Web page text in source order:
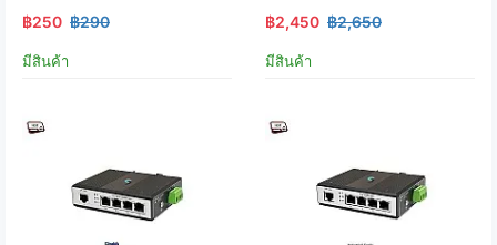
฿250 ฿290
มีสินค้า
฿2,450 ฿2,650
มีสินค้า